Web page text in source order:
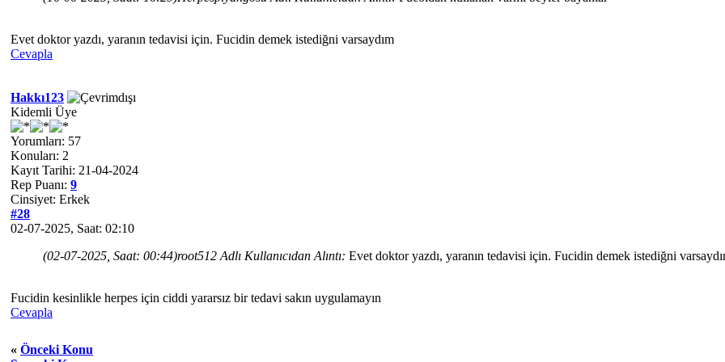
Evet doktor yazdı, yaranın tedavisi için. Fucidin demek istediğni varsaydım
Cevapla
Hakkı123
Kidemli Üye
Yorumları: 57
Konuları: 2
Kayıt Tarihi: 21-04-2024
Rep Puanı: 9
Cinsiyet: Erkek
#28
02-07-2025, Saat: 02:10
(02-07-2025, Saat: 00:44)root512 Adlı Kullanıcıdan Alıntı: Evet doktor yazdı, yaranın tedavisi için. Fucidin demek istediğni
Fucidin kesinlikle herpes için ciddi yararsız bir tedavi sakın uygulamayın
Cevapla
« Önceki Konu